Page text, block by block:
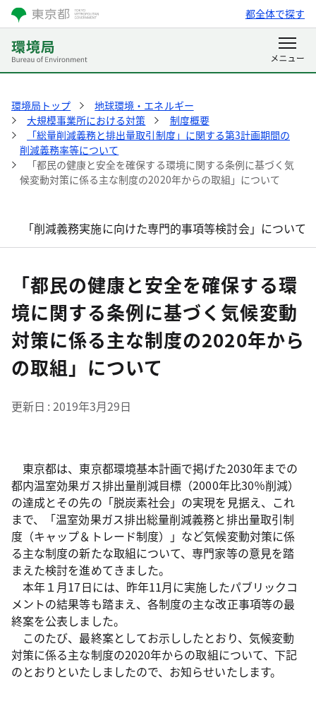
都全体で探す
環境局トップ
地球環境・エネルギー
大規模事業所における対策
制度概要
「総量削減義務と排出量取引制度」に関する第3計画期間の
削減義務率等について
「都民の健康と安全を確保する環境に関する条例に基づく気
候変動対策に係る主な制度の2020年からの取組」について
「削減義務実施に向けた専門的事項等検討会」について
「都民の健康と安全を確保する環
境に関する条例に基づく気候変動
対策に係る主な制度の2020年から
の取組」について
更新日 2019年3月29日
東京都は、東京都環境基本計画で掲げた2030年までの
都内温室効果ガス排出量削減目標（2000年比30％削減）
の達成とその先の「脱炭素社会」の実現を見据え、これ
まで、「温室効果ガス排出総量削減義務と排出量取引制
度（キャップ＆トレード制度）」など気候変動対策に係
る主な制度の新たな取組について、専門家等の意見を踏
まえた検討を進めてきました。
本年１月17日には、昨年11月に実施したパブリックコ
メントの結果等も踏まえ、各制度の主な改正事項等の最
終案を公表しました。
このたび、最終案としてお示ししたとおり、気候変動
対策に係る主な制度の2020年からの取組について、下記
のとおりといたしましたので、お知らせいたします。